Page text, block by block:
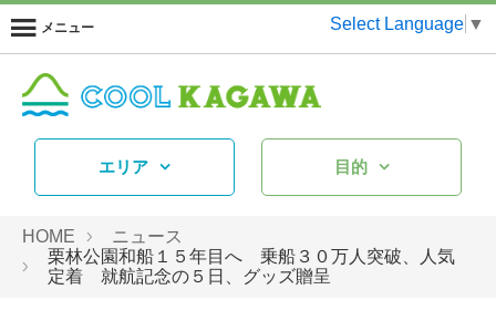
メニュー Select Language ▼
エリア 目的
HOME
ニュース
栗林公園和船１５年目へ 乗船３０万人突破、人気
定着 就航記念の５日、グッズ贈呈